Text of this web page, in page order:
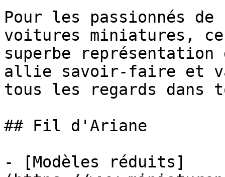
Pour les passionnés
voitures miniatures,
superbe
allie savoir-faire et
tous les regards dans
## Fil d'Ariane
- [Modèles réduits]